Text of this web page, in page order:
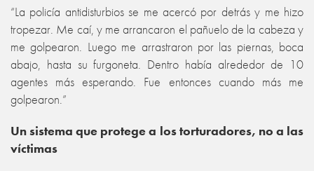
“La policía antidisturbios se me acercó por detrás y me hizo
tropezar. Me caí, y me arrancaron el pañuelo de la cabeza y
me golpearon. Luego me arrastraron por las piernas, boca
abajo, hasta su furgoneta. Dentro había alrededor de 10
agentes más esperando. Fue entonces cuando más me
golpearon.”
Un sistema que protege a los torturadores, no a las
víctimas